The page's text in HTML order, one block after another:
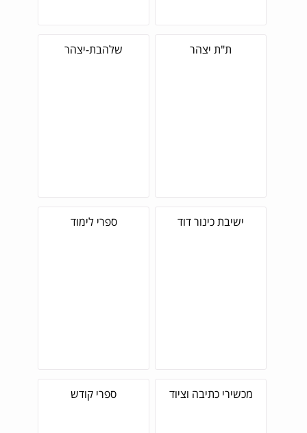
ת"ת יצהר שלהבת-יצהר
ישיבת כינור דוד ספרי לימוד
מכשירי כתיבה וציוד ספרי קודש